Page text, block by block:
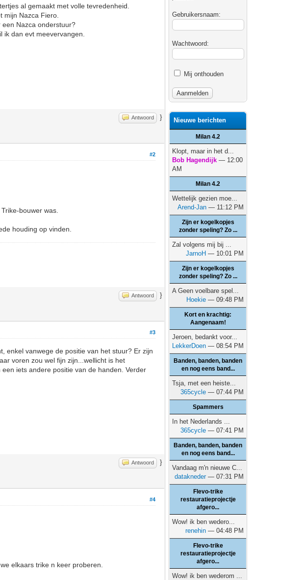
al gemaakt met volle tevredenheid.
mijn Nazca Fiero.
Nazca onderstuur?
dan evt meevervangen.
Antwoord }
#2
bouwer was.
houding op vinden.
Antwoord }
#3
enkel vanwege de positie van het stuur? Er zijn
voren zou wel fijn zijn...wellicht is het
iets andere positie van de handen. Verder
Antwoord }
#4
elkaars trike n keer proberen.
Gebruikersnaam:
Wachtwoord:
Mij onthouden
Nieuwe berichten
Milan 4.2
Klopt, maar in het d...
Bob Hagendijk — 12:00
AM
Milan 4.2
Wettelijk gezien moe...
Arend-Jan — 11:12 PM
Zijn er kogelkopjes
zonder speling? Zo ...
Zal volgens mij bij ...
JarnoH — 10:01 PM
Zijn er kogelkopjes
zonder speling? Zo ...
A Geen voelbare spel...
Hoekie — 09:48 PM
Kort en krachtig:
Aangenaam!
Jeroen, bedankt voor...
LekkerDoen — 08:54 PM
Banden, banden, banden
en nog eens band...
Tsja, met een heiste...
365cycle — 07:44 PM
Spammers
In het Nederlands ...
365cycle — 07:41 PM
Banden, banden, banden
en nog eens band...
Vandaag m'n nieuwe C...
datakneder— 07:31 PM
Flevo-trike
restauratieprojectje
afgero...
Wow! ik ben wedero...
renehin — 04:48 PM
Flevo-trike
restauratieprojectje
afgero...
Wow! ik ben wederom ...